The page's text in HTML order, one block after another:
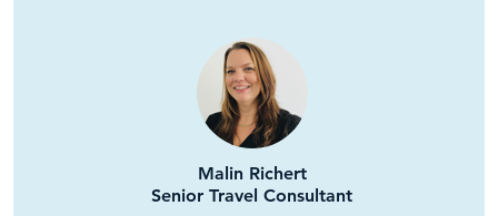
Malin Richert
Senior Travel Consultant